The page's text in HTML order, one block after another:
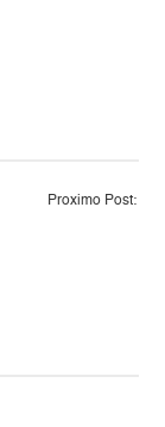
Proximo Post: